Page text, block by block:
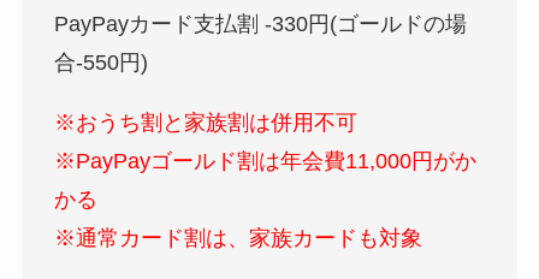
PayPayカード支払割 -330円(ゴールドの場
合-550円)
※おうち割と家族割は併用不可
※PayPayゴールド割は年会費11,000円がか
かる
※通常カード割は、家族カードも対象